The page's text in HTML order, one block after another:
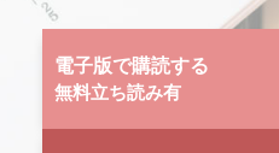
電子版で購読する
無料立ち読み有